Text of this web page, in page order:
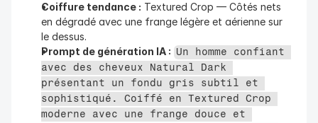
Coiffure tendance : Textured Crop — Côtés nets
en dégradé avec une frange légère et aérienne sur
le dessus.
Prompt de génération IA : Un homme confiant
avec des cheveux Natural Dark
présentant un fondu gris subtil et
sophistiqué. Coiffé en Textured Crop
moderne avec une frange douce et